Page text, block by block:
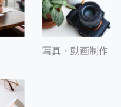
写真・動画制作